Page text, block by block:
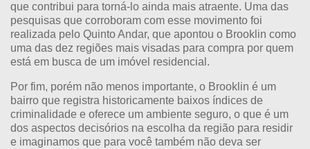
que contribui para torná-lo ainda mais atraente. Uma das
pesquisas que corroboram com esse movimento foi
realizada pelo Quinto Andar, que apontou o Brooklin como
uma das dez regiões mais visadas para compra por quem
está em busca de um imóvel residencial.
Por fim, porém não menos importante, o Brooklin é um
bairro que registra historicamente baixos índices de
criminalidade e oferece um ambiente seguro, o que é um
dos aspectos decisórios na escolha da região para residir
e imaginamos que para você também não deva ser